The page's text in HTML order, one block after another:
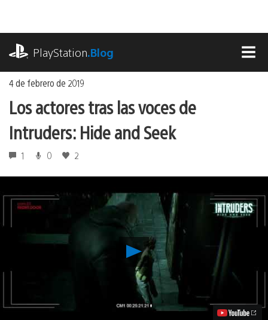
contenido
PlayStation.Blog
4 de febrero de 2019
Los actores tras las voces de
Intruders: Hide and Seek
1 0 2
Reproducir
Los
actores
tras
las
voces
de